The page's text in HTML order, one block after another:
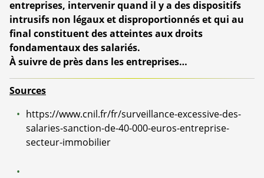
entreprises, intervenir quand il y a des dispositifs
intrusifs non légaux et disproportionnés et qui au
final constituent des atteintes aux droits
fondamentaux des salariés.
À suivre de près dans les entreprises…
Sources
https://www.cnil.fr/fr/surveillance-excessive-des-
salaries-sanction-de-40-000-euros-entreprise-
secteur-immobilier